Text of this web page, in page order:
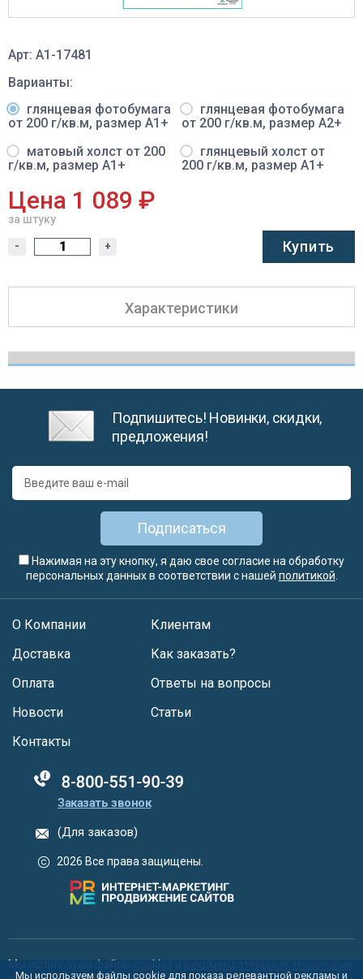
Арт: A1-17481
Варианты:
глянцевая фотобумага
от 200 г/кв.м, размер A1+
глянцевая фотобумага
от 200 г/кв.м, размер A2+
матовый холст от 200
г/кв.м, размер A1+
глянцевый холст от
200 г/кв.м, размер A1+
Цена 1 089 ₽
за штуку
- + Купить
Характеристики
Подпишитесь! Новинки, скидки,
предложения!
Подписаться
Нажимая на эту кнопку, я даю свое согласие на обработку
персональных данных в соответствии с нашей политикой
О Компании
Доставка
Оплата
Новости
Клиентам
Как заказать?
Ответы на вопросы
Статьи
Контакты
88005555550
Заказать звонок
(Для заказов)
2026 Все права защищены.
Мы используем файлы cookies
Мы используем файлы cookie для показа релевантной рекламы и